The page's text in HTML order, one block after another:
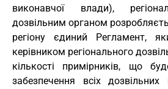
виконавчої влади),
дозвільним органом
регіону єдиний Регламент,
керівником регіонального
кількості примірників, що
забезпечення всіх дозвільних